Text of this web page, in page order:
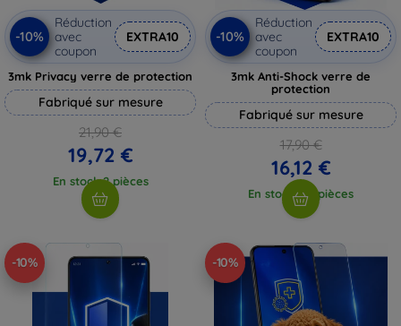
-10%
Réduction
avec
coupon
EXTRA10
3mk Privacy verre de protection
Fabriqué sur mesure
21,90 €
19,72 €
En stock 2 pièces
-10%
Réduction
avec
coupon
EXTRA10
3mk Anti-Shock verre de
protection
Fabriqué sur mesure
17,90 €
16,12 €
En stock > 5 pièces
-10% -10%